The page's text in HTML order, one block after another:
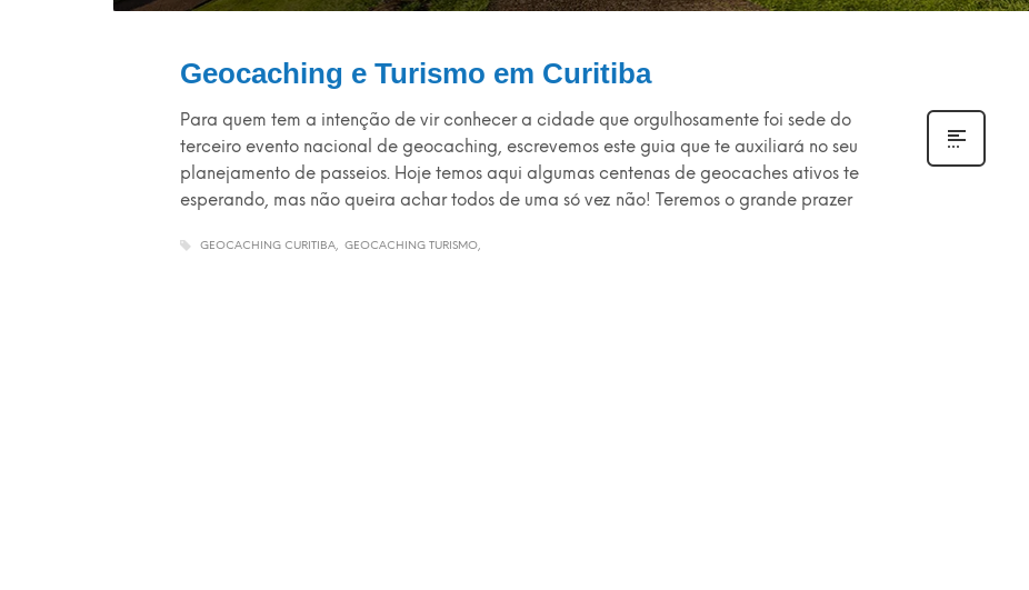
Geocaching e Turismo em Curitiba
Para quem tem a intenção de vir conhecer a cidade que orgulhosamente foi sede do
terceiro evento nacional de geocaching, escrevemos este guia que te auxiliará no seu
planejamento de passeios. Hoje temos aqui algumas centenas de geocaches ativos te
esperando, mas não queira achar todos de uma só vez não! Teremos o grande prazer
GEOCACHING CURITIBA GEOCACHING TURISMO